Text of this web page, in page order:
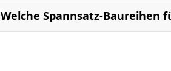
Welche Spannsatz-Baureihen